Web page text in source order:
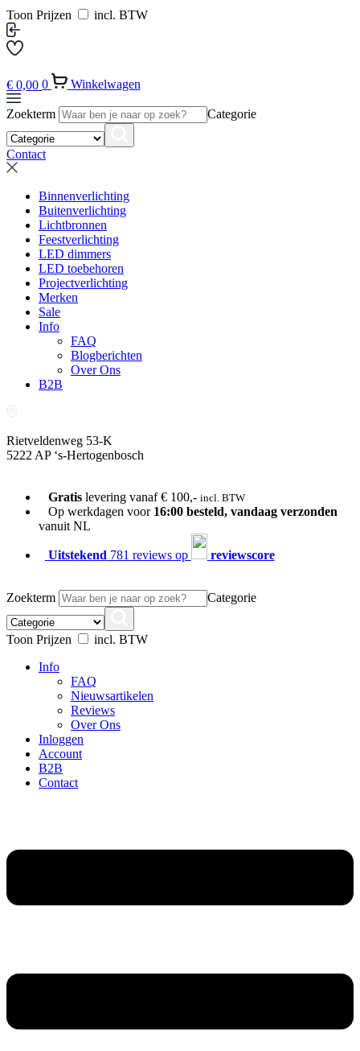
Toon Prijzen incl. BTW
€ 0,00 0 Winkelwagen
Zoekterm Categorie
Contact
Binnenverlichting
Buitenverlichting
Lichtbronnen
Feestverlichting
LED dimmers
LED toebehoren
Projectverlichting
Merken
Sale
Info
FAQ
Blogberichten
Over Ons
B2B
Rietveldenweg 53-K
5222 AP ‘s-Hertogenbosch
Gratislevering vanaf € 100,- incl. BTW
Op werkdagen voor 16:00 besteld, vandaag verzonden
vanuit NL
Uitstekend 781 reviews op reviewscore
Zoekterm Categorie
Toon Prijzen
incl. BTW
Info
FAQ
Nieuwsartikelen
Reviews
Over Ons
Inloggen
Account
B2B
Contact